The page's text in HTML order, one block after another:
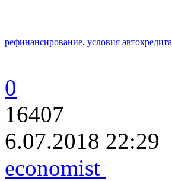
рефинансирование, условия автокредита
0
16407
6.07.2018 22:29
economist